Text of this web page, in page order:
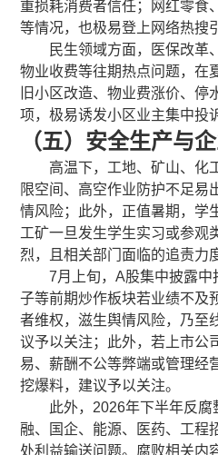
重损耗消费者信任；网红零食
等情况，也极易登上网络热搜
民生领域方面，医保改革
物业收费等往期热点问题，在
旧小区改造、物业费涨价、
项，极易诱发小区业主集中投
（五）安全生产与
高温下，工地、矿山、化
限空间、高空作业防护不足易
情风险；此外，正值暑期，学
工矿一旦发生学生实习或参观
烈，且相关部门面临的追责力
7月上旬，A股集中披露
子等前期炒作板块若业绩不及
者维权，滋生舆情风险，乃至
议予以关注；此外，若上市公
易、薪酬不公等弊端或管理经
挖爆料，建议予以关注。
此外，2026年下半年反
融、国企、能源、医药、工程
处利益输送问题。腐败相关内